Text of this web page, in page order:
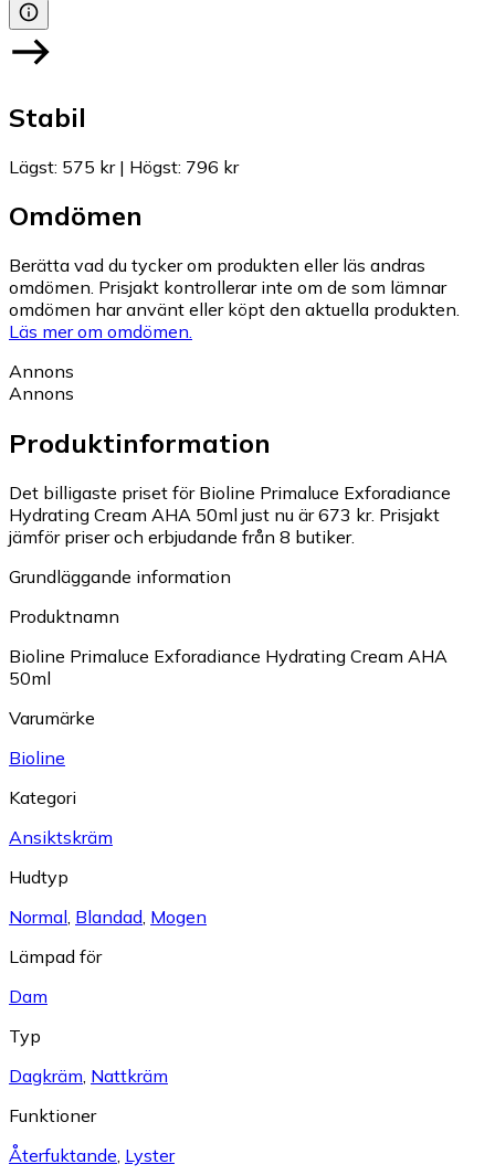
Stabil
Lägst: 575 kr| Högst: 796 kr
Omdömen
Berätta vad du tycker om produkten eller läs andras
omdömen. Prisjakt kontrollerar inte om de som lämnar
omdömen har använt eller köpt den aktuella produkten.
Läs mer om omdömen.
Annons
Annons
Produktinformation
Det billigaste priset för Bioline Primaluce Exforadiance
Hydrating Cream AHA 50ml just nu är 673 kr. Prisjakt
jämför priser och erbjudande från 8 butiker.
Grundläggande information
Produktnamn
Bioline Primaluce Exforadiance Hydrating Cream AHA
50ml
Varumärke
Bioline
Kategori
Ansiktskräm
Hudtyp
Normal, Blandad, Mogen
Lämpad för
Dam
Typ
Dagkräm, Nattkräm
Funktioner
Återfuktande, Lyster